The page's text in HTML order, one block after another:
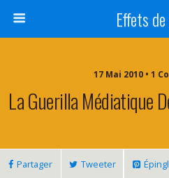
Effets
17 Mai 2010 • 1
La Guerilla Médiatique
Partager Tweeter